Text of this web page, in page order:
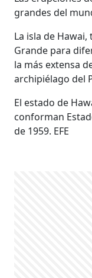
grandes del
La isla de
Grande para
la más extensa
archipiélago del
El estado de
conforman
de 1959. EFE